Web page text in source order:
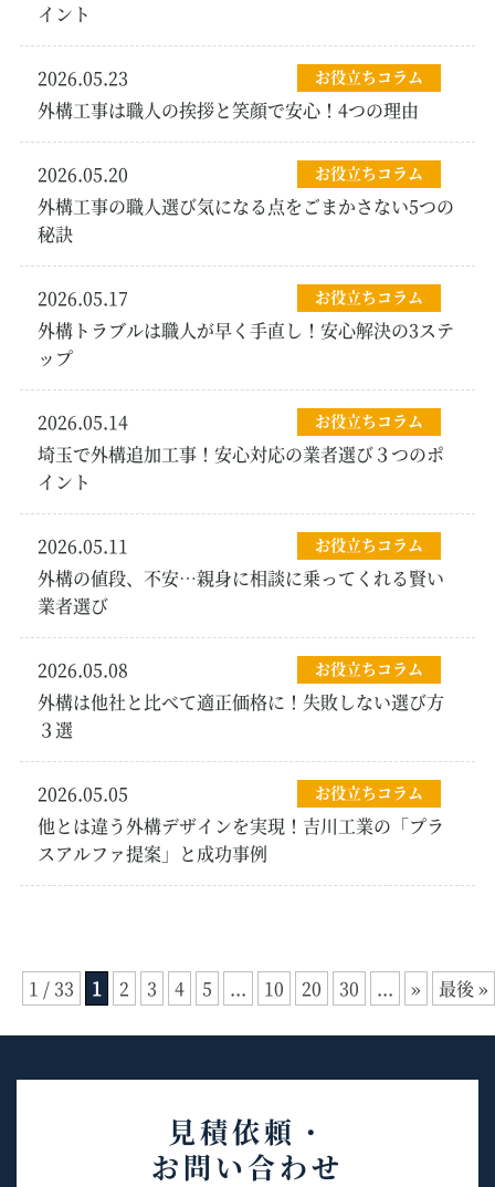
イント
2026.05.23 お役立ちコラム
外構工事は職人の挨拶と笑顔で安心！4つの理由
2026.05.20 お役立ちコラム
外構工事の職人選び気になる点をごまかさない5つの
秘訣
2026.05.17 お役立ちコラム
外構トラブルは職人が早く手直し！安心解決の3ステ
ップ
2026.05.14 お役立ちコラム
埼玉で外構追加工事！安心対応の業者選び３つのポ
イント
2026.05.11 お役立ちコラム
外構の値段、不安…親身に相談に乗ってくれる賢い
業者選び
2026.05.08 お役立ちコラム
外構は他社と比べて適正価格に！失敗しない選び方
３選
2026.05.05 お役立ちコラム
他とは違う外構デザインを実現！吉川工業の「プラ
スアルファ提案」と成功事例
1 / 33 1 2 3 4 5 ... 10 20 30 ... » 最後 »
見積依頼・
お問い合わせ